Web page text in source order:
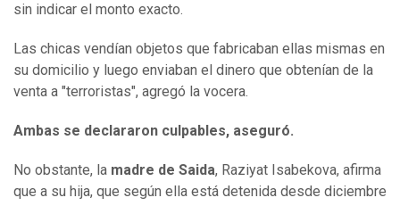
sin indicar el monto exacto.
Las chicas vendían objetos que fabricaban ellas mismas en
su domicilio y luego enviaban el dinero que obtenían de la
venta a "terroristas", agregó la vocera.
Ambas se declararon culpables, aseguró.
No obstante, la madre de Saida, Raziyat Isabekova, afirma
que a su hija, que según ella está detenida desde diciembre